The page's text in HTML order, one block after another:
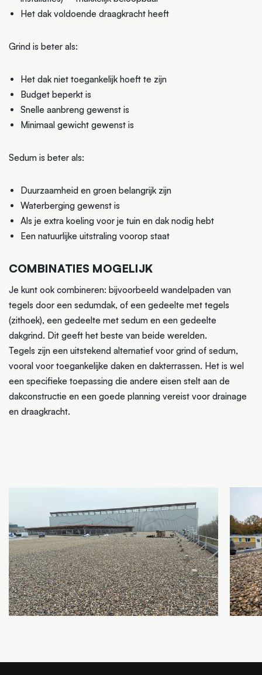
Het dak voldoende draagkracht heeft
Grind is beter als:
Het dak niet toegankelijk hoeft te zijn
Budget beperkt is
Snelle aanbreng gewenst is
Minimaal gewicht gewenst is
Sedum is beter als:
Duurzaamheid en groen belangrijk zijn
Waterberging gewenst is
Als je extra koeling voor je tuin en dak nodig hebt
Een natuurlijke uitstraling voorop staat
COMBINATIES MOGELIJK
Je kunt ook combineren: bijvoorbeeld wandelpaden van
tegels door een sedumdak, of een gedeelte met tegels
(zithoek), een gedeelte met sedum en een gedeelte
dakgrind. Dit geeft het beste van beide werelden.
Tegels zijn een uitstekend alternatief voor grind of sedum,
vooral voor toegankelijke daken en dakterrassen. Het is wel
een specifieke toepassing die andere eisen stelt aan de
dakconstructie en een goede planning vereist voor drainage
en draagkracht.